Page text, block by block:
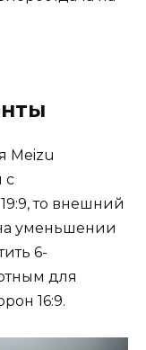
Meizu
с
то внешний
уменьшении
6-
для
16:9.